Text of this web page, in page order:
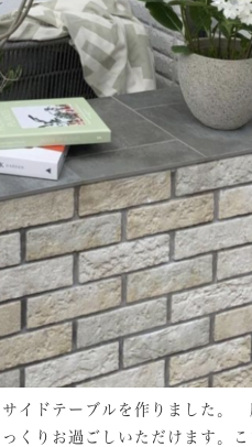
イドテーブルを作りました。
くりお過ごしいただけます。